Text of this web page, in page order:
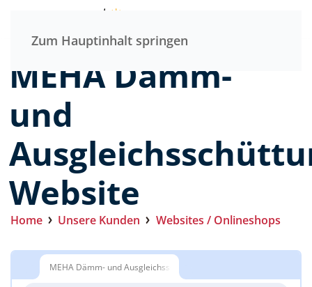
Zum Hauptinhalt springen
MEHA Dämm-
und
Website
Home Unsere Kunden Websites / Onlineshops
MEHA Dämm- und Ausgleichsschüttungen